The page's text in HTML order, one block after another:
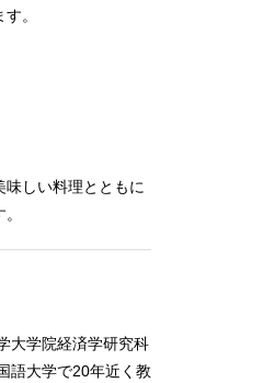
。
しい料理とともに
大学院経済学研究科
語大学で20年近く教